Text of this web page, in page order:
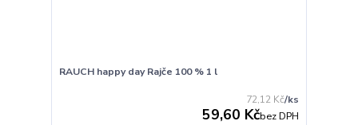
RAUCH happy day Rajče 100 % 1 l
72,12 Kč/ks
59,60 Kčbez DPH